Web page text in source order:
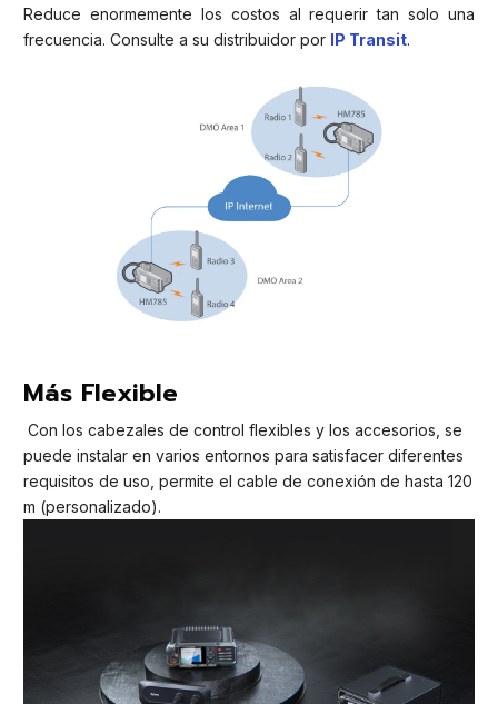
Reduce enormemente los costos al requerir tan solo una
frecuencia. Consulte a su distribuidor por IP Transit.
Más Flexible
Con los cabezales de control flexibles y los accesorios, se
puede instalar en varios entornos para satisfacer diferentes
requisitos de uso, permite el cable de conexión de hasta 120
m (personalizado).